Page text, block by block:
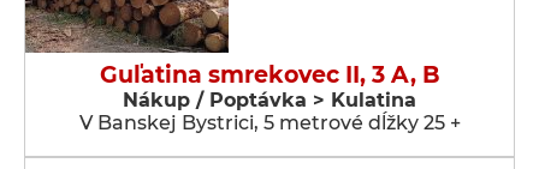
Guľatina smrekovec II, 3 A, B
Nákup / Poptávka > Kulatina
V Banskej Bystrici, 5 metrové dĺžky 25 +